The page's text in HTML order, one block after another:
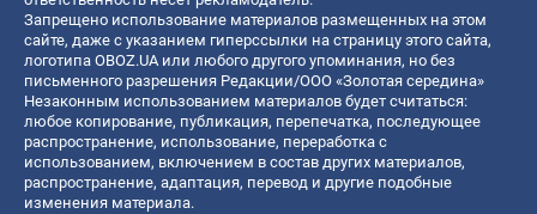
Запрещено использование материалов размещенных на этом
сайте, даже с указанием гиперссылки на страницу этого сайта,
логотипа OBOZ.UA или любого другого упоминания, но без
письменного разрешения Редакции/ООО «Золотая середина»
Незаконным использованием материалов будет считаться:
любое копирование, публикация, перепечатка, последующее
распространение, использование, переработка с
использованием, включением в состав других материалов,
распространение, адаптация, перевод и другие подобные
изменения материала.